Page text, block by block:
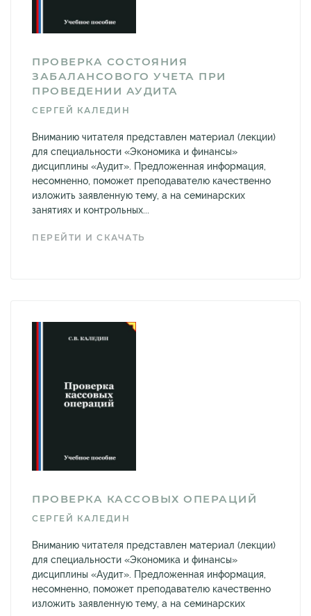
ПРОВЕРКА СОСТОЯНИЯ
ЗАБАЛАНСОВОГО УЧЕТА ПРИ
ПРОВЕДЕНИИ АУДИТА
СЕРГЕЙ КАЛЕДИН
Вниманию читателя представлен материал (лекции)
для специальности «Экономика и финансы»
дисциплины «Аудит». Предложенная информация,
несомненно, поможет преподавателю качественно
изложить заявленную тему, а на семинарских
занятиях и контрольных...
ПЕРЕЙТИ И СКАЧАТЬ
ПРОВЕРКА КАССОВЫХ ОПЕРАЦИЙ
СЕРГЕЙ КАЛЕДИН
Вниманию читателя представлен материал (лекции)
для специальности «Экономика и финансы»
дисциплины «Аудит». Предложенная информация,
несомненно, поможет преподавателю качественно
изложить заявленную тему, а на семинарских